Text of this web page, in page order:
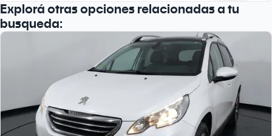
Explorá otras opciones relacionadas a tu
busqueda: